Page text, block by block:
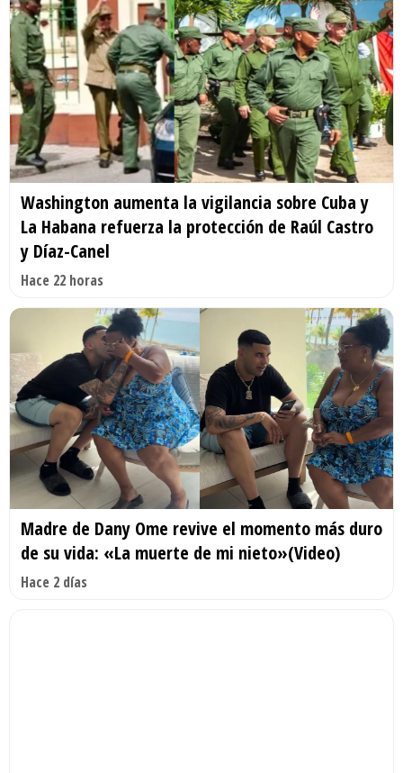
Washington aumenta la vigilancia sobre Cuba y
La Habana refuerza la protección de Raúl Castro
y Díaz-Canel
Hace 22 horas
Madre de Dany Ome revive el momento más duro
de su vida: «La muerte de mi nieto»(Video)
Hace 2 días